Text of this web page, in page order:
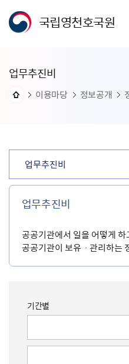
국립영천호국원
업무추진비
이용마당 정보공개
업무추진비
업무추진비
공공기관에서 일을 어떻게
공공기관이 보유ㆍ관리하는
기간별